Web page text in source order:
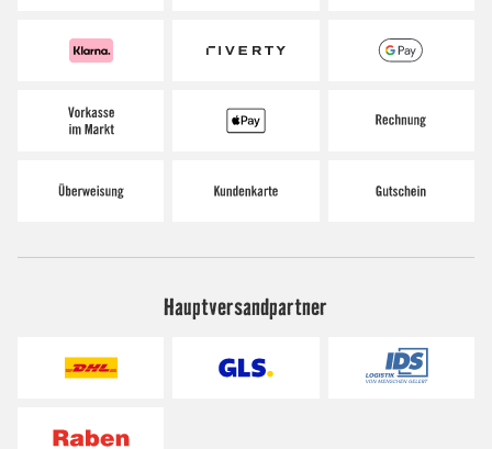
Hauptversandpartner